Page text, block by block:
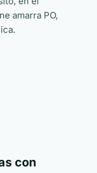
amarra PO,
con